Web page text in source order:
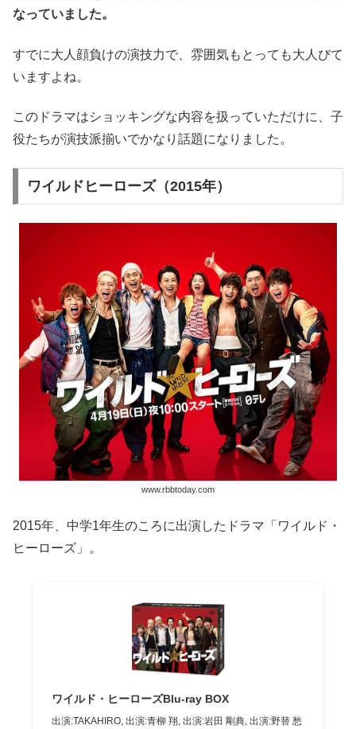
なっていました。
すでに大人顔負けの演技力で、雰囲気もとっても大人びて
いますよね。
このドラマはショッキングな内容を扱っていただけに、子
役たちが演技派揃いでかなり話題になりました。
ワイルドヒーローズ（2015年）
www.rbbtoday.com
2015年、中学1年生のころに出演したドラマ「ワイルド・
ヒーローズ」。
ワイルド・ヒーローズBlu-ray BOX
出演:TAKAHIRO, 出演:青柳 翔, 出演:岩田 剛典, 出演:野替 愁